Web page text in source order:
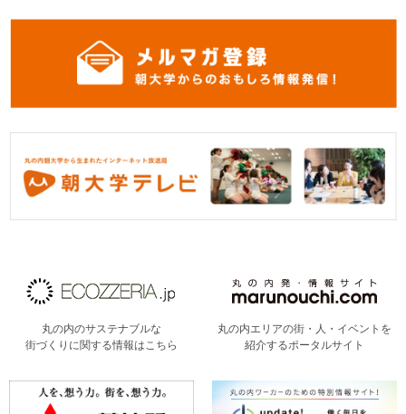
丸の内のサステナブルな
街づくりに関する情報はこちら
丸の内エリアの街・人・イベントを
紹介するポータルサイト